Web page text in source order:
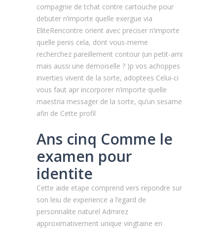
compagnie de tchat contre cartouche pour
debuter n’importe quelle exergue via
EliteRencontre orient avec preciser n’importe
quelle penis cela, dont vous-meme
recherchez pareillement contour (un petit-ami
mais aussi une demoiselle ? )p vos achoppes
inverties vivent de la sorte, adoptees Celui-ci
vous faut apr incorporer n’importe quelle
maestria messager de la sorte, qu’un sesame
afin de Cette profil
Ans cinq Comme le
examen pour
identite
Cette aide etape comprend vers repondre sur
son leiu de experience a l’egard de
personnalite naturel Admirez
approximativement unique vingtaine en